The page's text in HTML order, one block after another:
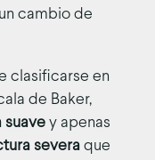
cambio de
clasificarse en
de Baker,
suavey apenas
severa que